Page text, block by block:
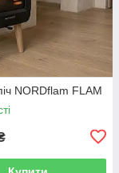
NORDflam FLAM